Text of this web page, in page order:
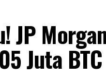
JP
Juta BTC